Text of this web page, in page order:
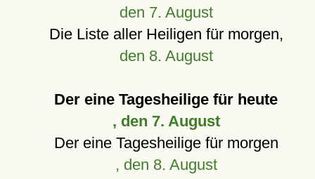
den 7. August
Die Liste aller Heiligen für morgen,
den 8. August
Der eine Tagesheilige für heute
, den 7. August
Der eine Tagesheilige für morgen
, den 8. August